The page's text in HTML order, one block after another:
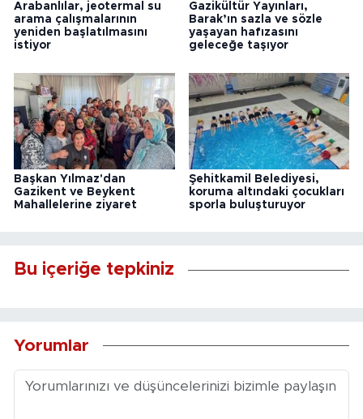
Arabanlılar, jeotermal su
arama çalışmalarının
yeniden başlatılmasını
istiyor
Gazikültür Yayınları,
Barak’ın sazla ve sözle
yaşayan hafızasını
geleceğe taşıyor
Başkan Yılmaz'dan
Gazikent ve Beykent
Mahallelerine ziyaret
Şehitkamil Belediyesi,
koruma altındaki çocukları
sporla buluşturuyor
Bu içeriğe tepkiniz
Yorumlar